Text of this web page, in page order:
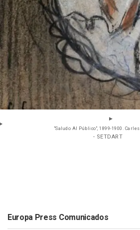
"Saludo Al Público", 1899-1900.
- SETDART
Europa Press Comunicados